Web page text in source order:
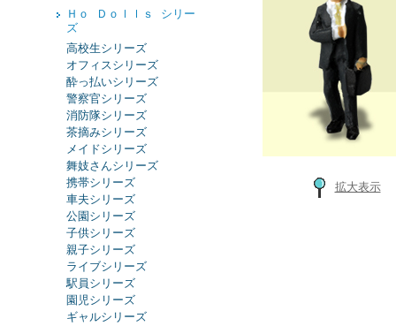
Ｈｏ Ｄｏｌｌｓ シリー
ズ
高校生シリーズ
オフィスシリーズ
酔っ払いシリーズ
警察官シリーズ
消防隊シリーズ
茶摘みシリーズ
メイドシリーズ
舞妓さんシリーズ
携帯シリーズ
車夫シリーズ
公園シリーズ
子供シリーズ
親子シリーズ
ライブシリーズ
駅員シリーズ
園児シリーズ
ギャルシリーズ
拡大表示